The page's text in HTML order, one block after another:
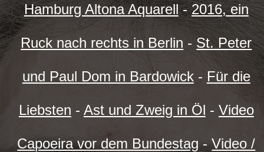
Hamburg Altona Aquarell-2016, ein
Ruck nach rechts in Berlin - St. Peter
und Paul Dom in Bardowick- Für die
Liebsten - Ast und Zweig in Öl - Video
Capoeira vor dem Bundestag -Video /